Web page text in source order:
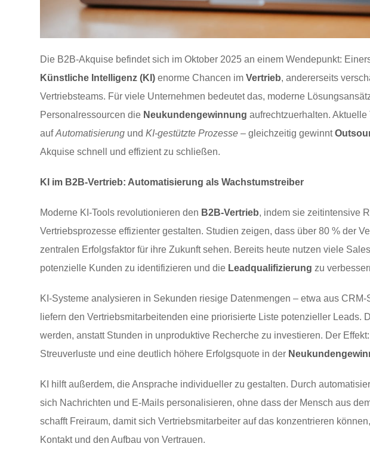
Die B2B-Akquise befindet sich im Oktober 2025 an einem Wendepunkt:
Künstliche Intelligenz (KI) enorme Chancen im Vertrieb, andererseits
Vertriebsteams. Für viele Unternehmen bedeutet das, moderne
Personalressourcen die Neukundengewinnung aufrechtzuerhalten.
aufAutomatisierung und KI-gestützte Prozesse – gleichzeitig gewinnt
Akquise schnell und effizient zu schließen.
KI im B2B-Vertrieb: Automatisierung als Wachstumstreiber
Moderne KI-Tools revolutionieren den B2B-Vertrieb, indem sie zeitintensive
Vertriebsprozesse effizienter gestalten. Studien zeigen, dass über 80 % der
zentralen Erfolgsfaktor für ihre Zukunft sehen. Bereits heute nutzen viele
potenzielle Kunden zu identifizieren und die Leadqualifizierung zu
KI-Systeme analysieren in Sekunden riesige Datenmengen – etwa aus
liefern den Vertriebsmitarbeitenden eine priorisierte Liste potenzieller Leads.
werden, anstatt Stunden in unproduktive Recherche zu investieren. Der
Streuverluste und eine deutlich höhere Erfolgsquote in der
KI hilft außerdem, die Ansprache individueller zu gestalten. Durch
sich Nachrichten und E-Mails personalisieren, ohne dass der Mensch aus
schafft Freiraum, damit sich Vertriebsmitarbeiter auf das konzentrieren
Kontakt und den Aufbau von Vertrauen.